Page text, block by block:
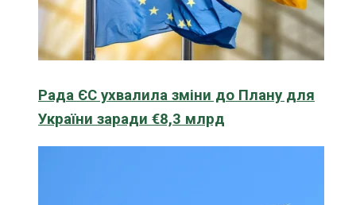
Рада ЄС ухвалила зміни до Плану для
України заради €8,3 млрд